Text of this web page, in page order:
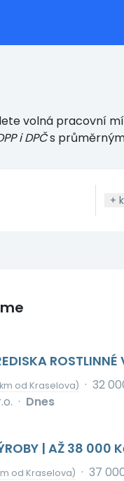
volná pracovní
i DPČs
+
od Kraselova) · 32
· Dnes
| AŽ 38
od Kraselova) · 37